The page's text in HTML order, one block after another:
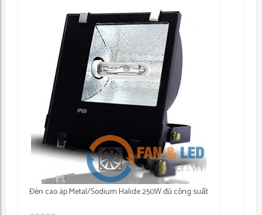
Đèn cao áp Metal/Sodium Halide 250W đủ công suất